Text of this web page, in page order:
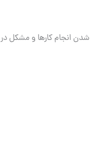
شدن انجام کارها و مشکل در